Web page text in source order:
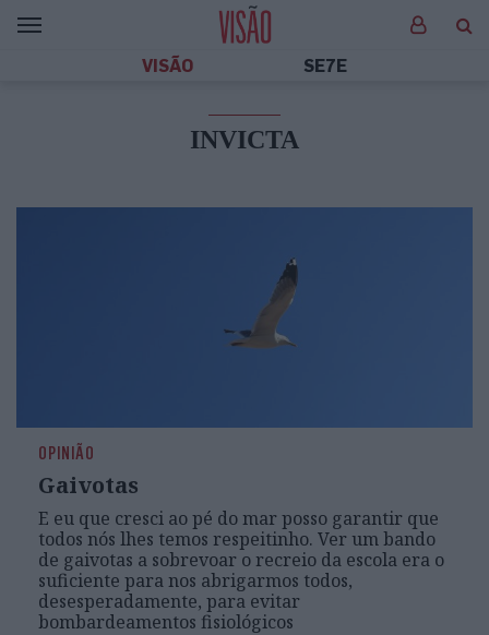
VISÃO SE7E
INVICTA
OPINIÃO
Gaivotas
E eu que cresci ao pé do mar posso garantir que
todos nós lhes temos respeitinho. Ver um bando
de gaivotas a sobrevoar o recreio da escola era o
suficiente para nos abrigarmos todos,
desesperadamente, para evitar
bombardeamentos fisiológicos